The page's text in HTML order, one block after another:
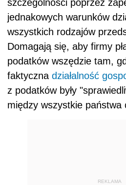
szczególności poprzez
jednakowych warunków
wszystkich rodzajów
Domagają się, aby firmy
podatków wszędzie tam,
faktyczna działalność
z podatków były
między wszystkie państwa
REKLAMA